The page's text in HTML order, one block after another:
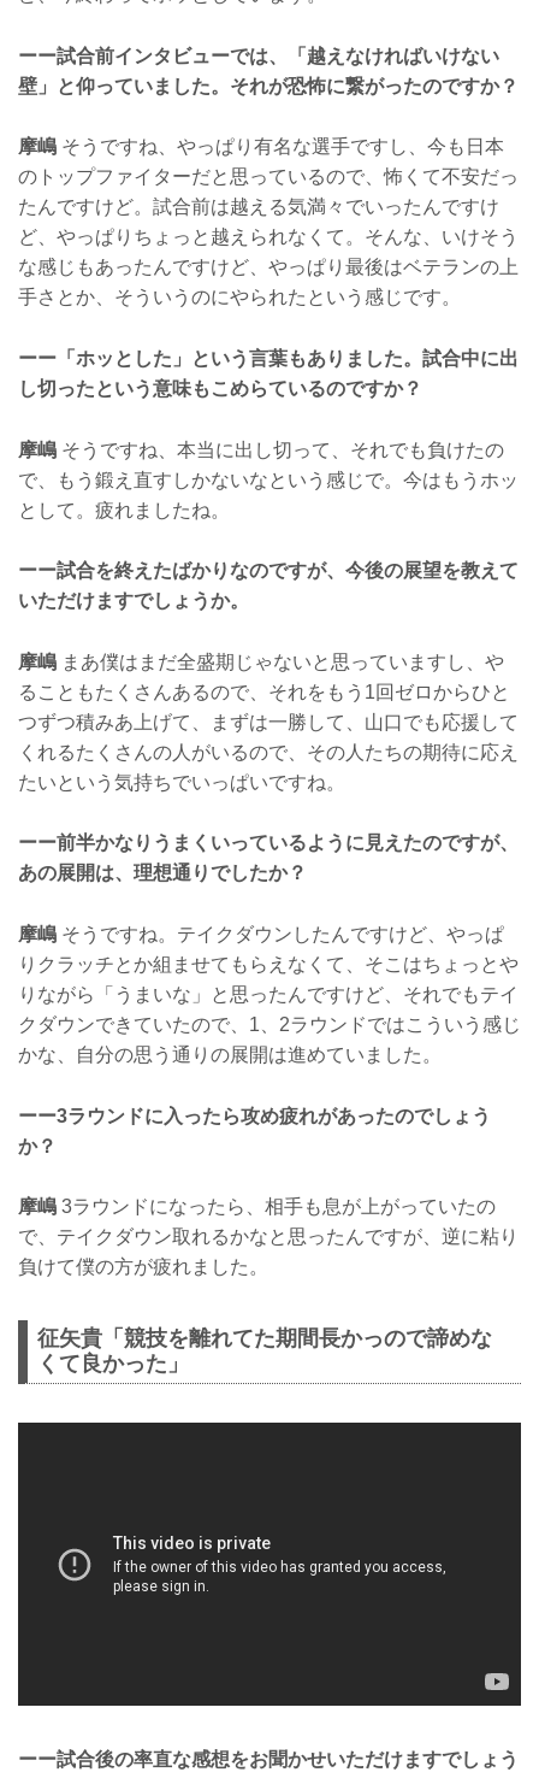
ーー試合前インタビューでは、「越えなければいけない
壁」と仰っていました。それが恐怖に繋がったのですか？
摩嶋 そうですね、やっぱり有名な選手ですし、今も日本
のトップファイターだと思っているので、怖くて不安だっ
たんですけど。試合前は越える気満々でいったんですけ
ど、やっぱりちょっと越えられなくて。そんな、いけそう
な感じもあったんですけど、やっぱり最後はベテランの上
手さとか、そういうのにやられたという感じです。
ーー「ホッとした」という言葉もありました。試合中に出
し切ったという意味もこめらているのですか？
摩嶋 そうですね、本当に出し切って、それでも負けたの
で、もう鍛え直すしかないなという感じで。今はもうホッ
として。疲れましたね。
ーー試合を終えたばかりなのですが、今後の展望を教えて
いただけますでしょうか。
摩嶋 まあ僕はまだ全盛期じゃないと思っていますし、や
ることもたくさんあるので、それをもう1回ゼロからひと
つずつ積みあ上げて、まずは一勝して、山口でも応援して
くれるたくさんの人がいるので、その人たちの期待に応え
たいという気持ちでいっぱいですね。
ーー前半かなりうまくいっているように見えたのですが、
あの展開は、理想通りでしたか？
摩嶋 そうですね。テイクダウンしたんですけど、やっぱ
りクラッチとか組ませてもらえなくて、そこはちょっとや
りながら「うまいな」と思ったんですけど、それでもテイ
クダウンできていたので、1、2ラウンドではこういう感じ
かな、自分の思う通りの展開は進めていました。
ーー3ラウンドに入ったら攻め疲れがあったのでしょう
か？
摩嶋 3ラウンドになったら、相手も息が上がっていたの
で、テイクダウン取れるかなと思ったんですが、逆に粘り
負けて僕の方が疲れました。
征矢貴「競技を離れてた期間長かっので諦めな
くて良かった」
ーー試合後の率直な感想をお聞かせいただけますでしょう